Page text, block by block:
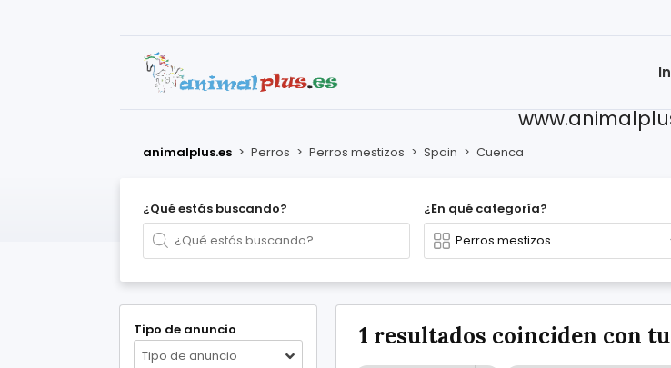
animalplus.es > Perros > Perros mestizos > Spain > Cuenca
¿Qué estás buscando? ¿En qué categoría?
Tipo de anuncio
Tipo de anuncio
1 resultados coinciden con